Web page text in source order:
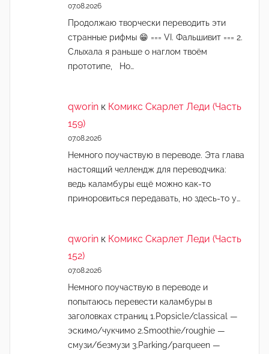
07.08.2026
Продолжаю творчески переводить эти
странные рифмы 😁 === VI. Фальшивит === 2.
Слыхала я раньше о наглом твоём
прототипе, Но…
qworin к Комикс Скарлет Леди (Часть
159)
07.08.2026
Немного поучаствую в переводе. Эта глава
настоящий челлендж для переводчика:
ведь каламбуры ещё можно как-то
приноровиться передавать, но здесь-то у…
qworin к Комикс Скарлет Леди (Часть
152)
07.08.2026
Немного поучаствую в переводе и
попытаюсь перевести каламбуры в
заголовках страниц 1.Popsicle/classical —
эскимо/чукчимо 2.Smoothie/roughie —
смузи/безмузи 3.Parking/parqueen —